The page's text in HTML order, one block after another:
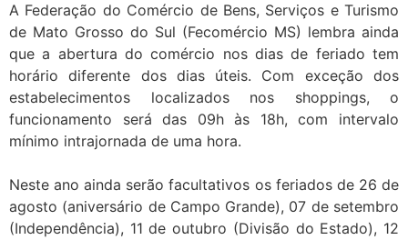
A Federação do Comércio de Bens, Serviços e Turismo
de Mato Grosso do Sul (Fecomércio MS) lembra ainda
que a abertura do comércio nos dias de feriado tem
horário diferente dos dias úteis. Com exceção dos
estabelecimentos localizados nos shoppings, o
funcionamento será das 09h às 18h, com intervalo
mínimo intrajornada de uma hora.
Neste ano ainda serão facultativos os feriados de 26 de
agosto (aniversário de Campo Grande), 07 de setembro
(Independência), 11 de outubro (Divisão do Estado), 12